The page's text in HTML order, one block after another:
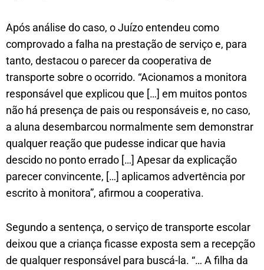
Após análise do caso, o Juízo entendeu como
comprovado a falha na prestação de serviço e, para
tanto, destacou o parecer da cooperativa de
transporte sobre o ocorrido. “Acionamos a monitora
responsável que explicou que […] em muitos pontos
não há presença de pais ou responsáveis e, no caso,
a aluna desembarcou normalmente sem demonstrar
qualquer reação que pudesse indicar que havia
descido no ponto errado […] Apesar da explicação
parecer convincente, […] aplicamos advertência por
escrito à monitora”, afirmou a cooperativa.
Segundo a sentença, o serviço de transporte escolar
deixou que a criança ficasse exposta sem a recepção
de qualquer responsável para buscá-la. “… A filha da